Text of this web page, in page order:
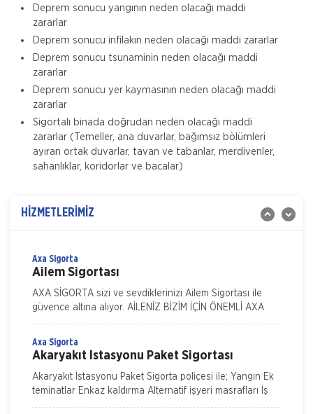
Deprem sonucu yangının neden olacağı maddi
zararlar
Deprem sonucu infilakın neden olacağı maddi zararlar
Deprem sonucu tsunaminin neden olacağı maddi
zararlar
Deprem sonucu yer kaymasının neden olacağı maddi
zararlar
Sigortalı binada doğrudan neden olacağı maddi
zararlar (Temeller, ana duvarlar, bağımsız bölümleri
ayıran ortak duvarlar, tavan ve tabanlar, merdivenler,
sahanlıklar, koridorlar ve bacalar)
HİZMETLERİMİZ
Aksigorta
Zorunlu Deprem Sigortası
Zorunlu Deprem Sigortası depremin, deprem sonucu
yangın, infilak, tsunami ve yer kaymasının sigortalı
binalarda neden olacağı hasarlara karşı güvence sağlar.
Teminatı Doğal Afetler
İş yeri Paket Sigortası siz iş yeri sahipleri düşünülerek
Axa Sigorta
Ailem Sigortası
AXA SİGORTA sizi ve sevdiklerinizi Ailem Sigortası ile
güvence altına alıyor. AİLENİZ BİZİM İÇİN ÖNEMLİ AXA
SİGORTA sizi ve/veya ailenizi, ferdi kaza teminatları il
Axa Sigorta
Akaryakıt İstasyonu Paket Sigortası
Akaryakıt İstasyonu Paket Sigorta poliçesi ile; Yangın Ek
teminatlar Enkaz kaldırma Alternatif işyeri masrafları İş
durması Cam kırılması Grev, lokavt, halk hareke